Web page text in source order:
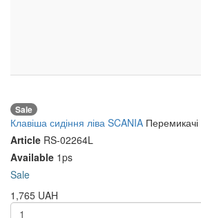
Sale
Клавіша сидіння ліва SCANIA Перемикачі
Article RS-02264L
Available 1ps
Sale
1,765 UAH